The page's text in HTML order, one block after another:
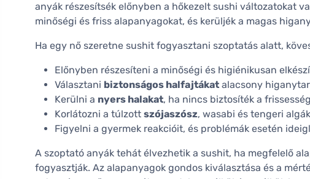
anyák részesítsék előnyben a hőkezelt sushi változatokat
minőségi és friss alapanyagokat, és kerüljék a magas
Ha egy nő szeretne sushit fogyasztani szoptatás alatt,
Előnyben részesíteni a minőségi és higiénikusan
Választani biztonságos halfajtákat alacsony
Kerülni a nyers halakat, ha nincs biztosíték a
Korlátozni a túlzott szójaszósz, wasabi és tengeri
Figyelni a gyermek reakcióit, és problémák esetén
A szoptató anyák tehát élvezhetik a sushit, ha megfelelő
fogyasztják. Az alapanyagok gondos kiválasztása és a